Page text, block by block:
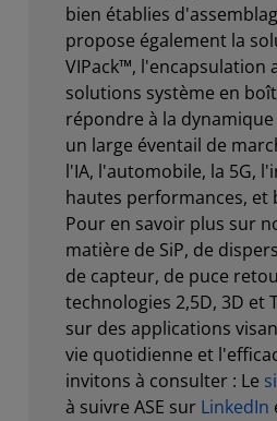
bien établies
propose également la
VIPack™, l'encapsulation
solutions système en
répondre à la
un large éventail de
l'IA, l'automobile, la 5G,
hautes performances, et
Pour en savoir plus sur
matière de SiP, de
de capteur, de puce
technologies 2,5D, 3D et
sur des applications
vie quotidienne et
invitons à consulter : Le
à suivre ASE sur LinkedIn